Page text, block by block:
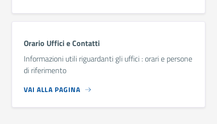
Orario Uffici e Contatti
Informazioni utili riguardanti gli uffici : orari e persone
di riferimento
VAI ALLA PAGINA